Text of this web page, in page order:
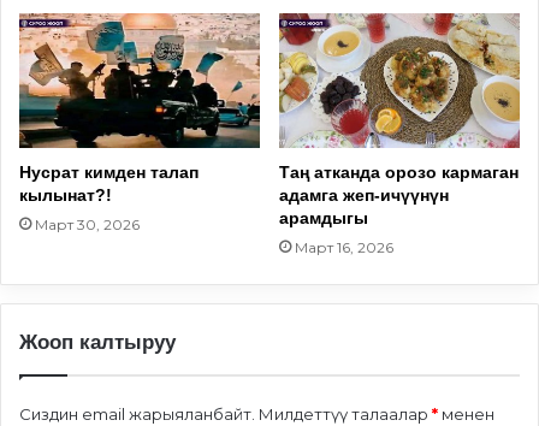
Нусрат кимден талап
кылынат?!
Март 30, 2026
Таң атканда орозо кармаган
адамга жеп-ичүүнүн
арамдыгы
Март 16, 2026
Жооп калтыруу
Сиздин email жарыяланбайт. Милдеттүү талаалар * менен